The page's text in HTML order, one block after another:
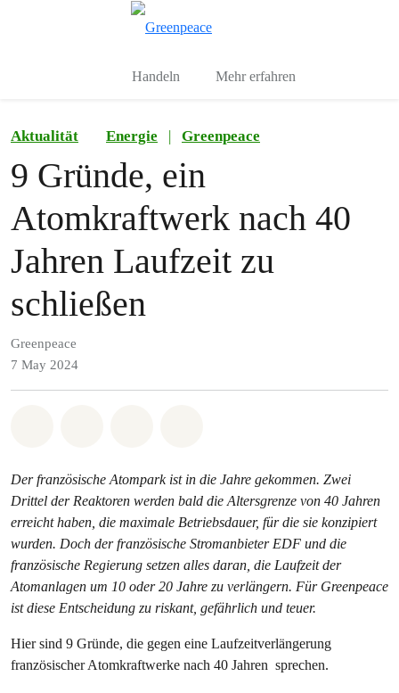
Handeln Mehr erfahren
Aktualität Energie | Greenpeace
9 Gründe, ein
Atomkraftwerk nach 40
Jahren Laufzeit zu
schließen
Greenpeace
7 May 2024
Der französische Atompark ist in die Jahre gekommen. Zwei
Drittel der Reaktoren werden bald die Altersgrenze von 40 Jahren
erreicht haben, die maximale Betriebsdauer, für die sie konzipiert
wurden. Doch der französische Stromanbieter EDF und die
französische Regierung setzen alles daran, die Laufzeit der
Atomanlagen um 10 oder 20 Jahre zu verlängern. Für Greenpeace
ist diese Entscheidung zu riskant, gefährlich und teuer.
Hier sind 9 Gründe, die gegen eine Laufzeitverlängerung
französischer Atomkraftwerke nach 40 Jahren sprechen.